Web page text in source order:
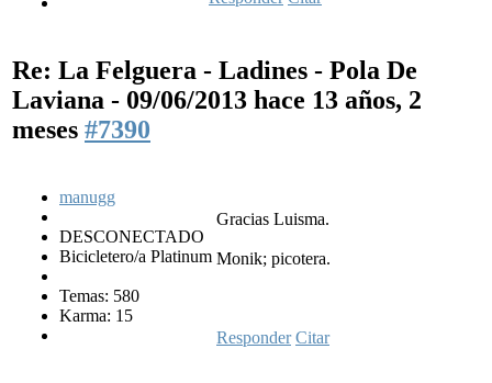
Re: La Felguera - Ladines - Pola De
Laviana - 09/06/2013 hace 13 años, 2
meses #7390
manugg
DESCONECTADO
Bicicletero/a Platinum
Temas: 580
Karma: 15
Gracias Luisma.
Monik; picotera.
Responder Citar